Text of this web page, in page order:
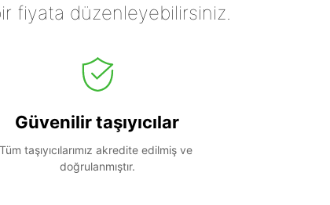
bir fiyata düzenleyebilirsiniz.
Güvenilir taşıyıcılar
Tüm taşıyıcılarımız akredite edilmiş ve
doğrulanmıştır.